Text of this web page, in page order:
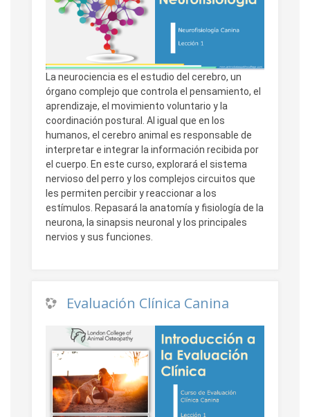
La neurociencia es el estudio del cerebro, un
órgano complejo que controla el pensamiento, el
aprendizaje, el movimiento voluntario y la
coordinación postural. Al igual que en los
humanos, el cerebro animal es responsable de
interpretar e integrar la información recibida por
el cuerpo. En este curso, explorará el sistema
nervioso del perro y los complejos circuitos que
les permiten percibir y reaccionar a los
estímulos. Repasará la anatomía y fisiología de la
neurona, la sinapsis neuronal y los principales
nervios y sus funciones.
Evaluación Clínica Canina